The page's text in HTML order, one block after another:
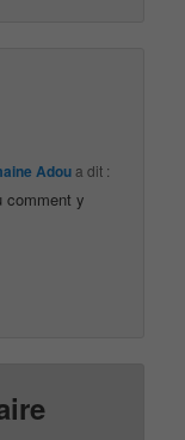
Adoua dit :
comment y